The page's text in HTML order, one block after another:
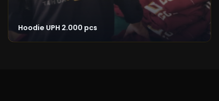
Hoodie UPH 2.000 pcs